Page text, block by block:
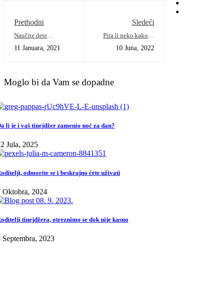
Prethodni
Naučite dete
drugih - prošetajte u
11 Januara, 2021
Sledeći
Pita li neko kako je
u vrtić?
10 Juna, 2022
Moglo bi da Vam se dopadne
li je i vaš tinejdžer zamenio noć za dan?
Jula, 2025
odmorite se i beskrajno ćete uživati
Oktobra, 2024
tinejdžera, otreznimo se dok nije kasno
Septembra, 2023